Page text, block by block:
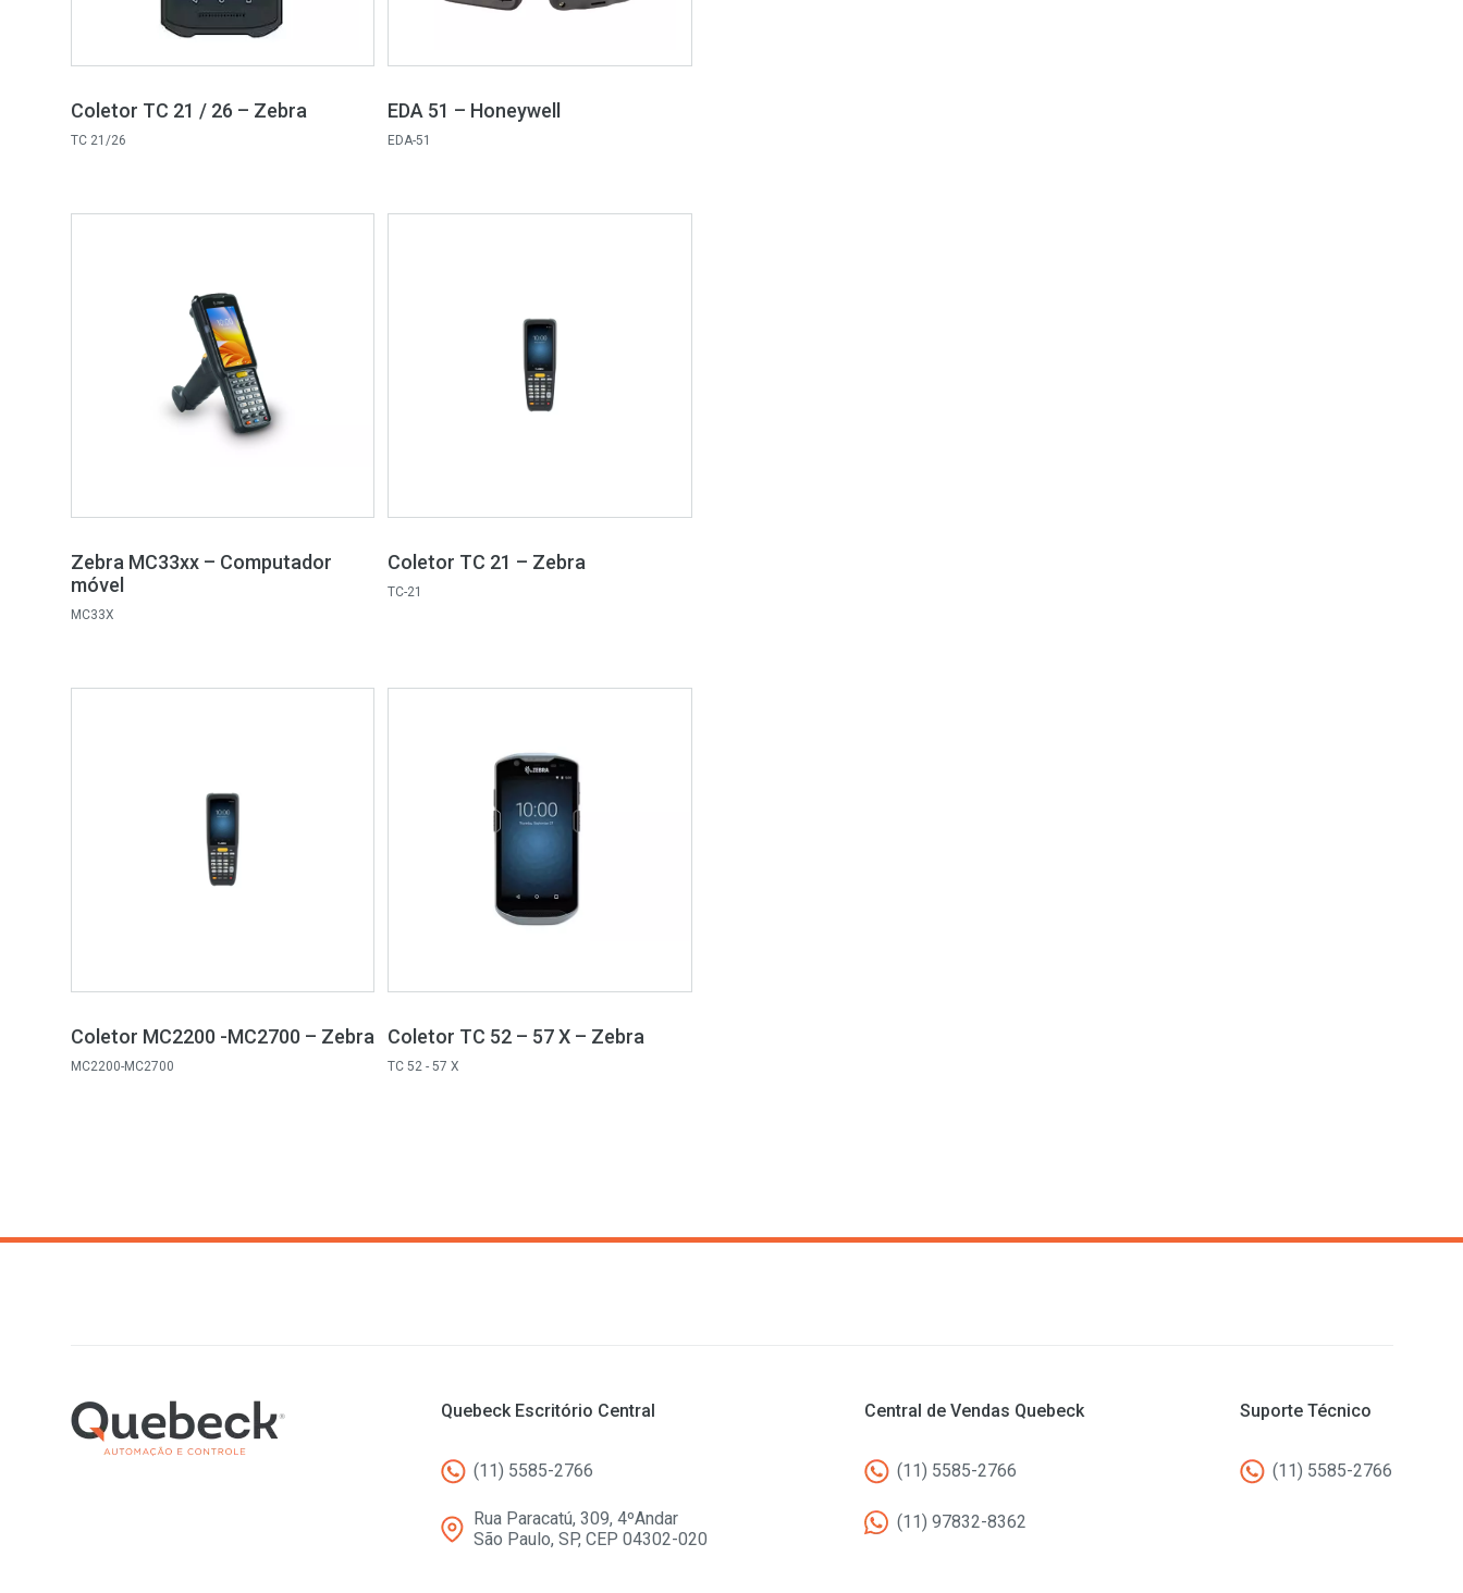
Coletor TC 21 / 26 – Zebra
TC 21/26
EDA 51 – Honeywell
EDA-51
Zebra MC33xx – Computador
móvel
MC33X
Coletor TC 21 – Zebra
TC-21
Coletor MC2200 -MC2700 – Zebra
MC2200-MC2700
Coletor TC 52 – 57 X – Zebra
TC 52 - 57 X
Quebeck Escritório Central
(11) 5585-2766
Rua Paracatú, 309, 4ºAndar
São Paulo, SP, CEP 04302-020
Central de Vendas Quebeck
(11) 5585-2766
(11) 97832-8362
Suporte Técnico
(11) 5585-2766